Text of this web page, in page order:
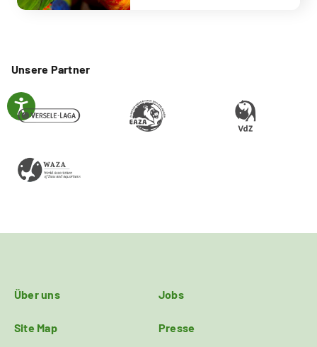
Unsere Partner
Über uns Jobs
Site Map Presse